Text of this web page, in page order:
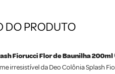
DO PRODUTO
Fiorucci Flor de Baunilha 200ml
irresistível da Deo Colônia Splash